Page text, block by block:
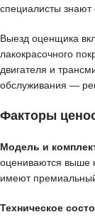
специалисты знают
Выезд оценщика
лакокрасочного
двигателя и
обслуживания —
Факторы
Модель и
оцениваются выше
имеют
Техническое